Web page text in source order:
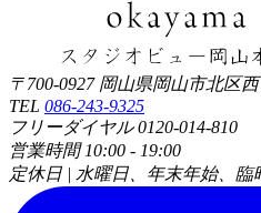
〒700-0927 岡山県岡山市北区
TEL 086-243-9325
フリーダイヤル 0120-014-810
営業時間 10:00 - 19:00
定休日 | 水曜日、年末年始、臨